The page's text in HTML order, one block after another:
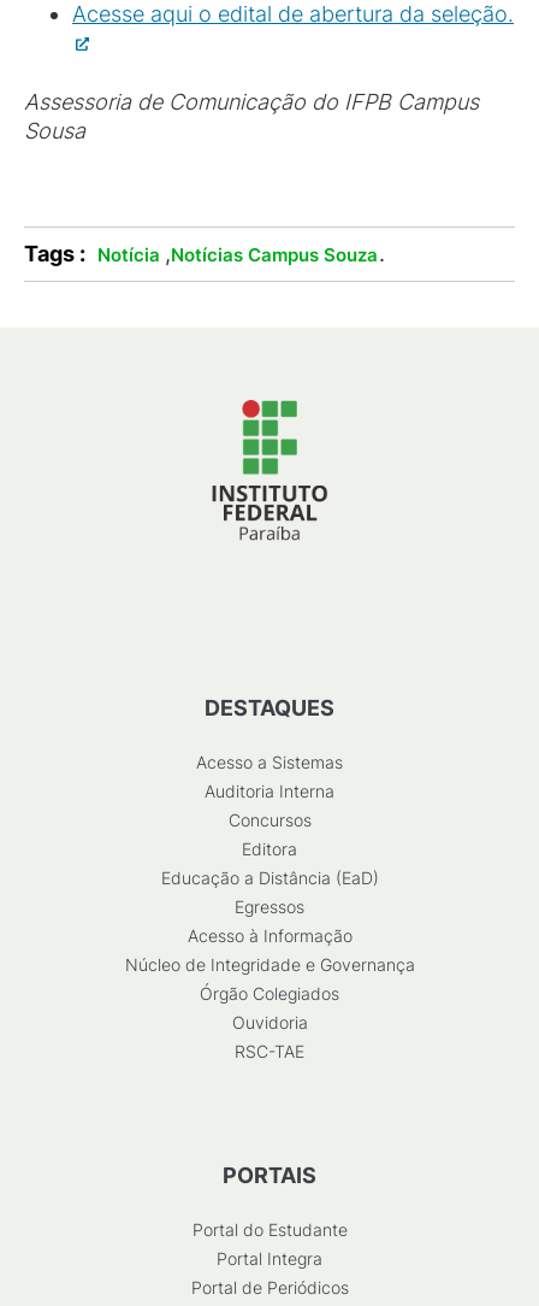
Acesse aqui o edital de abertura da seleção.
Assessoria de Comunicação do IFPB Campus
Sousa
Tags : Notícia ,Notícias Campus Souza.
DESTAQUES
Acesso a Sistemas
Auditoria Interna
Concursos
Editora
Educação a Distância (EaD)
Egressos
Acesso à Informação
Núcleo de Integridade e Governança
Órgão Colegiados
Ouvidoria
RSC-TAE
PORTAIS
Portal do Estudante
Portal Integra
Portal de Periódicos